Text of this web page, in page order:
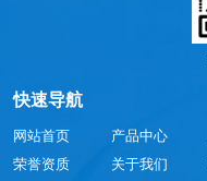
快速导航
网站首页 产品中心
荣誉资质
关于我们